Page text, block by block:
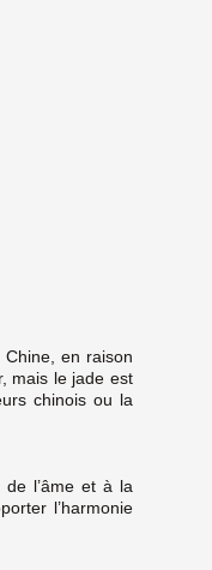
en raison
mais le jade est
chinois ou la
l’âme et à la
l’harmonie